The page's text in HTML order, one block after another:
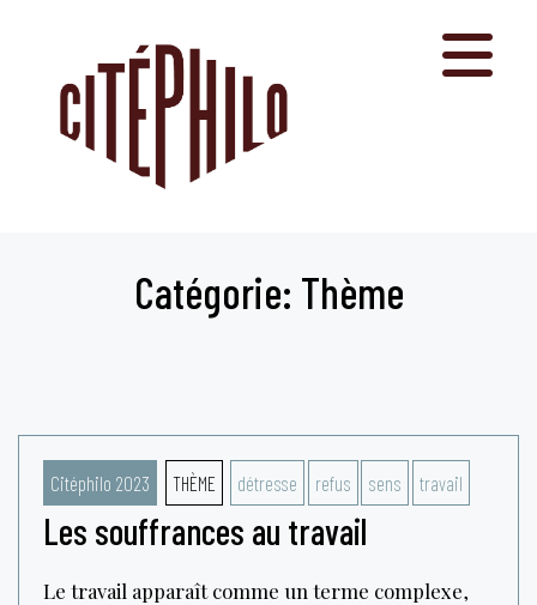
Catégorie: Thème
Citéphilo 2023 THÈME détresse refus sens travail
Les souffrances au travail
Le travail apparaît comme un terme complexe,